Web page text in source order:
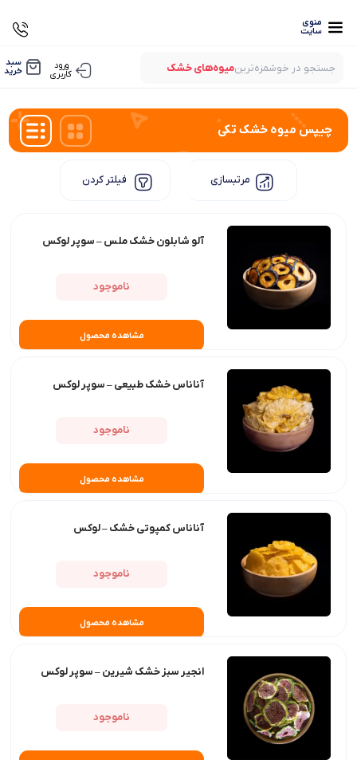
منوی
سایت
جستجو در خوشمزه‌ترینمیوه‌های خشک
لواشک‌های ارگانیک
ورود
کاربری
0 سبد
خرید
چیپس میوه خشک تکی
مرتبسازی فیلتر کردن
آلو شابلون خشک ملس – سوپر لوکس
ناموجود
مشاهده محصول
آناناس خشک طبیعی – سوپر لوکس
ناموجود
مشاهده محصول
آناناس کمپوتی خشک – لوکس
ناموجود
مشاهده محصول
انجیر سبز خشک شیرین – سوپر لوکس
ناموجود